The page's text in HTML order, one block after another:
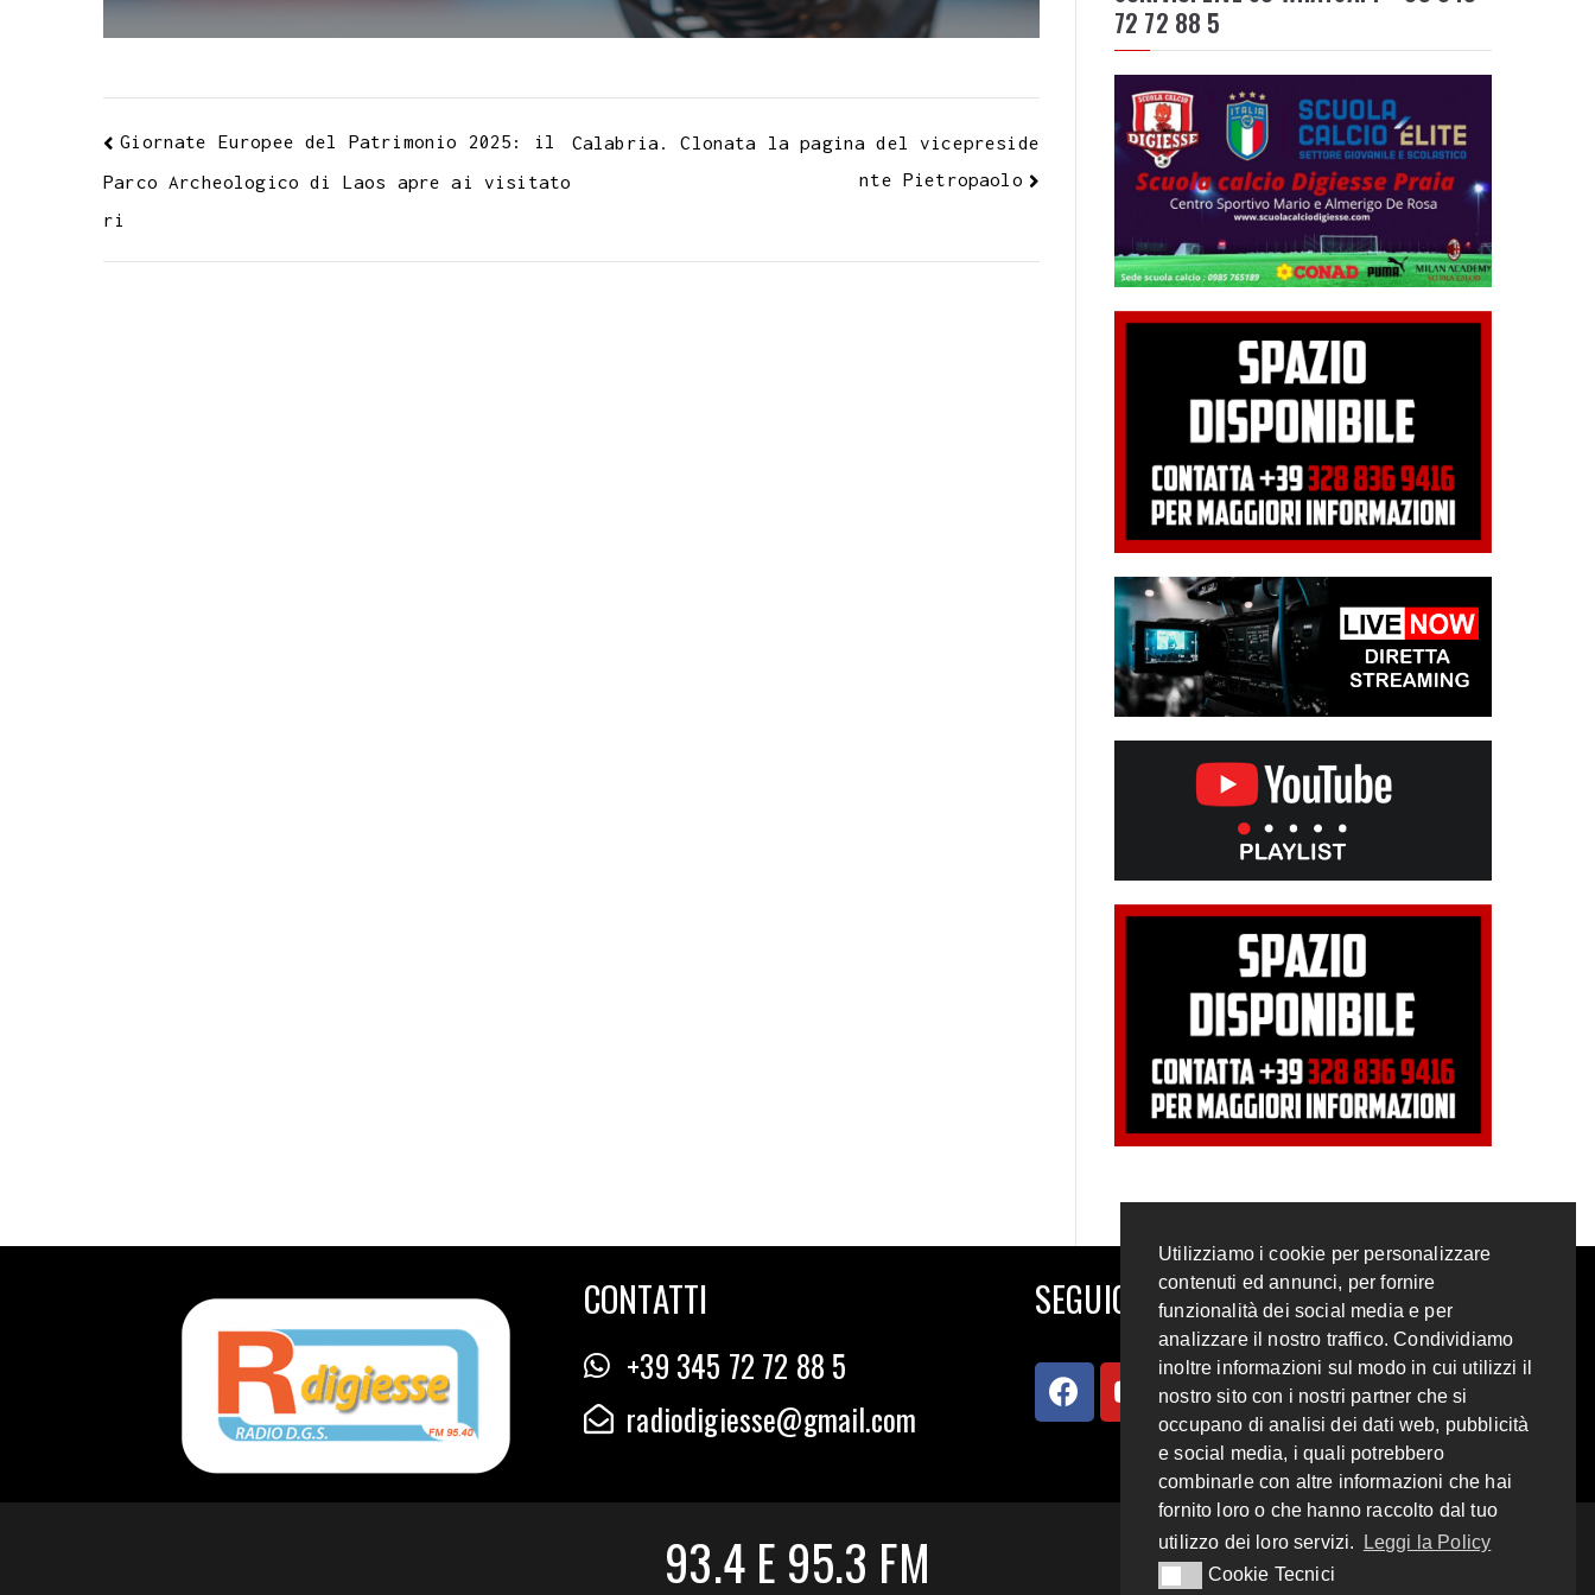
k
p
m
s
t
n
k
Giornate Europee del Patrimonio 2025: il
Parco Archeologico di Laos apre ai visitato
ri
Calabria. Clonata la pagina del vicepreside
nte Pietropaolo
72 72 88 5
CONTATTI
+39 345 72 72 88 5
radiodigiesse@gmail.com
SEGUICI SUI SOCIAL
93.4 E 95.3 FM
Utilizziamo i cookie per personalizzare
contenuti ed annunci, per fornire
funzionalità dei social media e per
analizzare il nostro traffico. Condividiamo
inoltre informazioni sul modo in cui utilizzi il
nostro sito con i nostri partner che si
occupano di analisi dei dati web, pubblicità
e social media, i quali potrebbero
combinarle con altre informazioni che hai
fornito loro o che hanno raccolto dal tuo
utilizzo dei loro servizi.
Leggi la Policy
Cookie Tecnici
Cookie Tecnici